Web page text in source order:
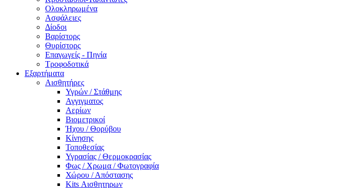
Ολοκληρωμένα
Ασφάλειες
Δίοδοι
Βαρίστορς
Θυρίστορς
Επαγωγείς - Πηνία
Τροφοδοτικά
Εξαρτήματα
Αισθητήρες
Υγρών / Στάθμης
Αγγιγματος
Αερίων
Βιομετρικοί
Ήχου / Θορύβου
Κίνησης
Τοποθεσίας
Υγρασίας / Θερμοκρασίας
Φως / Χρωμα / Φωτογραφία
Χώρου / Απόστασης
Kits Αισθητηρων